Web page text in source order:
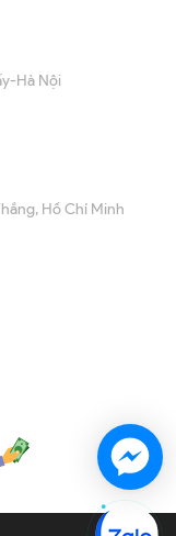
Hà Nội
Hồ Chí Minh